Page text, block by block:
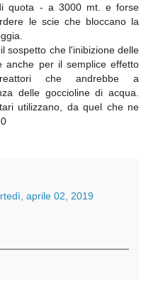
quota - a 3000 mt. e forse
le scie che bloccano la
sospetto che l'inibizione delle
anche per il semplice effetto
che andrebbe a
delle goccioline di acqua.
utilizzano, da quel che ne
aprile 02, 2019